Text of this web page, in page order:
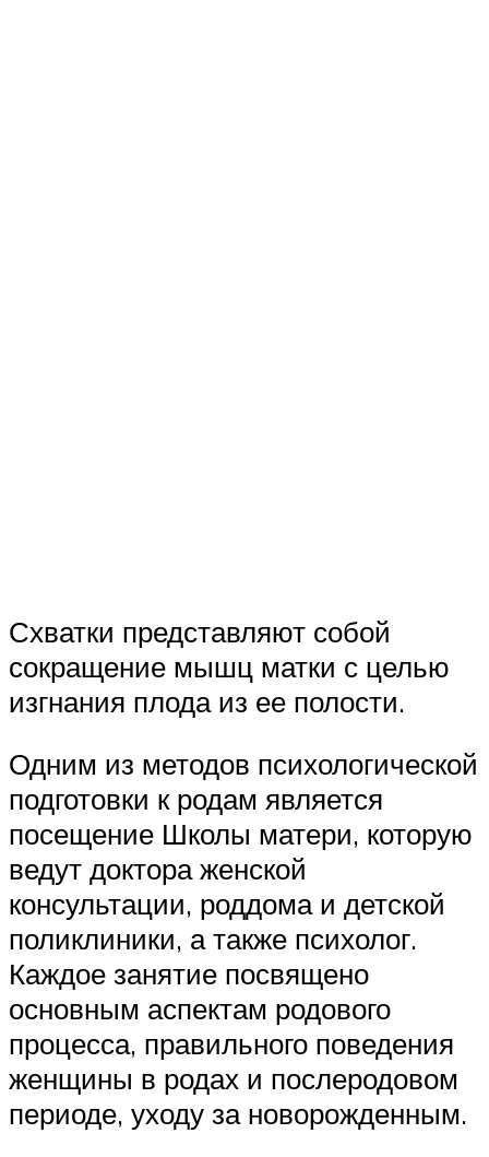
Схватки представляют собой
сокращение мышц матки с целью
изгнания плода из ее полости.
Одним из методов психологической
подготовки к родам является
посещение Школы матери, которую
ведут доктора женской
консультации, роддома и детской
поликлиники, а также психолог.
Каждое занятие посвящено
основным аспектам родового
процесса, правильного поведения
женщины в родах и послеродовом
периоде, уходу за новорожденным.